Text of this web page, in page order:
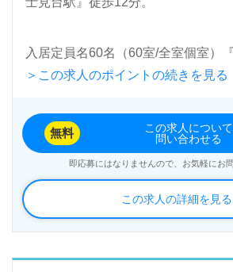
公開求人も取扱いあり！＞"転職支援
入居定員名60名（60室/全室個室）
ハビリホームまどか富士見台』株式
の実績、全国に350拠点以上の有料
学童領域で事業展開されています。
の施設数を誇り、ワンランク上の介
供。資格支援制度や教育研修プログ
社してよかった！』のお声も届く企
＞この求人のポイントの続きを見る
この求人の詳細を見る
無料
この求人について
問い合わせる
即応募にはなりませんので、お気軽にお